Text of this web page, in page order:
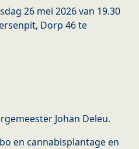
26 mei 2026 van 19.30
Dorp 46 te
Johan Deleu.
en cannabisplantage en